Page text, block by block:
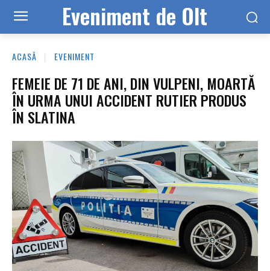
Eveniment de Olt
ACASĂ EVENIMENT
FEMEIE DE 71 DE ANI, DIN VULPENI, MOARTĂ
ÎN URMA UNUI ACCIDENT RUTIER PRODUS
ÎN SLATINA